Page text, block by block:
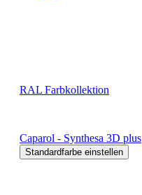
RAL Farbkollektion
Caparol - Synthesa 3D plus
Standardfarbe einstellen